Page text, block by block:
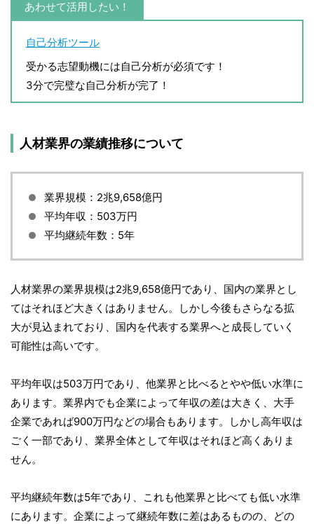
あわせて活用したい！
自己分析ツール
受かる志望動機には自己分析が必須です！
3分で完璧な自己分析が完了！
人材業界の業績推移について
業界規模：2兆9,658億円
平均年収：503万円
平均継続年数：5年
人材業界の業界規模は2兆9,658億円であり、国内の業界とし
てはそれほど大きくはありません。しかし今後もさらなる拡
大が見込まれており、国内を代表する業界へと成長していく
可能性は高いです。
平均年収は503万円であり、他業界と比べるとやや低い水準に
あります。業界内でも企業によって年収の差は大きく、大手
企業であれば900万円などの場合もあります。しかし高年収は
ごく一部であり、業界全体として年収はそれほど高くありま
せん。
平均継続年数は5年であり、これも他業界と比べても低い水準
にあります。企業によって継続年数に差はあるものの、どの